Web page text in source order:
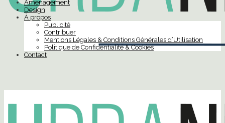
Aménagement
Design
À propos
Publicité
Contribuer
Mentions Légales & Conditions Générales d’Utilisation
Politique de Confidentialité & Cookies
Contact